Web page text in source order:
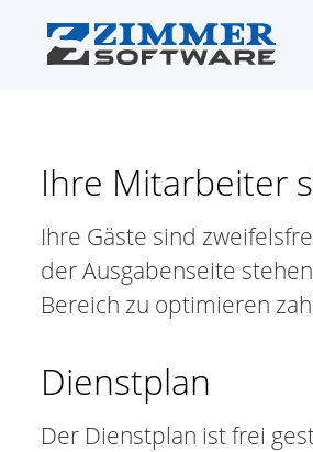
Ihre Mitarbeiter
Ihre Gäste sind
der Ausgabenseite
Bereich zu optimieren
Dienstplan
Der Dienstplan ist frei